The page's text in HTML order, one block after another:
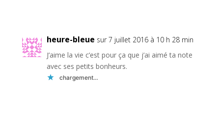
heure-bleue sur 7 juillet 2016 à 10 h 28 min
J’aime la vie c’est pour ça que j’ai aimé ta note
avec ses petits bonheurs.
chargement…